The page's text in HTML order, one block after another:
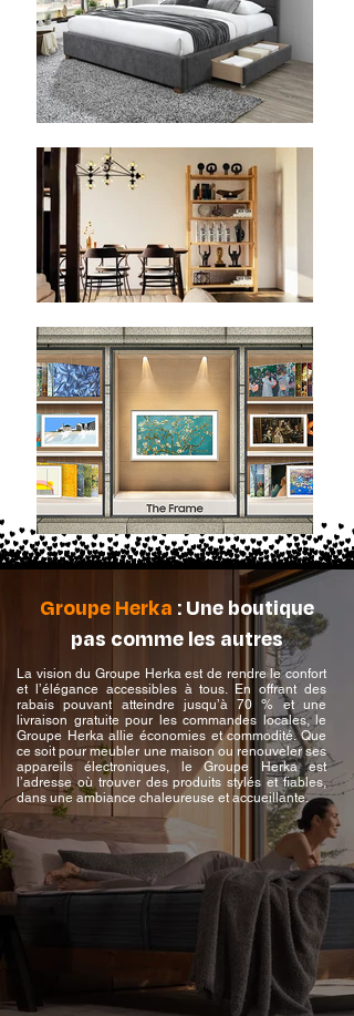
Groupe Herka : Une boutique
pas comme les autres
La vision du Groupe Herka est de rendre le confort
et l’élégance accessibles à tous. En offrant des
rabais pouvant atteindre jusqu’à 70 % et une
livraison gratuite pour les commandes locales, le
Groupe Herka allie économies et commodité. Que
ce soit pour meubler une maison ou renouveler ses
appareils électroniques, le Groupe Herka est
l’adresse où trouver des produits stylés et fiables,
dans une ambiance chaleureuse et accueillante.